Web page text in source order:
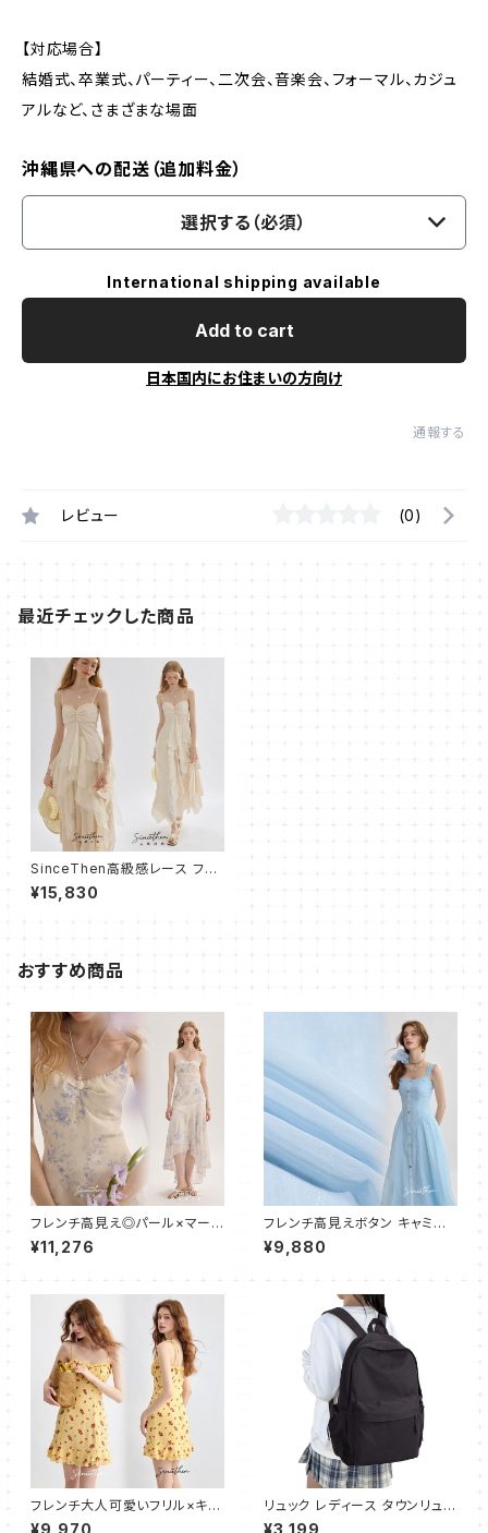
【対応場合】
結婚式、卒業式、パーティー、二次会、音楽会、フォーマル、カジュ
アルなど、さまざまな場面
沖縄県への配送（追加料金）
選択する（必須）
International shipping available
Add to cart
日本国内にお住まいの方向け
通報する
レビュー (0)
最近チェックした商品
SinceThen高級感レース フレ
¥15,830
おすすめ商品
フレンチ高見え◎パール×マーメ
イドキャミワンピース
¥11,276
フレンチ高見えボタン キャミワ
ンピース フレア ロング
¥9,880
フレンチ大人可愛いフリル×キャ
ミワンピース ショート
¥9,970
リュック レディース タウンリュッ
ク 大容量 スクールリュック バッ
¥3,199